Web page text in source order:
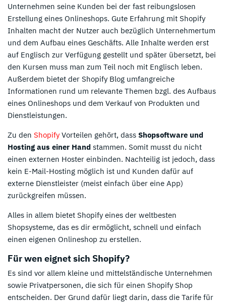
Unternehmen seine Kunden bei der fast reibungslosen
Erstellung eines Onlineshops. Gute Erfahrung mit Shopify
Inhalten macht der Nutzer auch bezüglich Unternehmertum
und dem Aufbau eines Geschäfts. Alle Inhalte werden erst
auf Englisch zur Verfügung gestellt und später übersetzt, bei
den Kursen muss man zum Teil noch mit Englisch leben.
Außerdem bietet der Shopify Blog umfangreiche
Informationen rund um relevante Themen bzgl. des Aufbaus
eines Onlineshops und dem Verkauf von Produkten und
Dienstleistungen.
Zu den Shopify Vorteilen gehört, dass Shopsoftware und
Hosting aus einer Hand stammen. Somit musst du nicht
einen externen Hoster einbinden. Nachteilig ist jedoch, dass
kein E-Mail-Hosting möglich ist und Kunden dafür auf
externe Dienstleister (meist einfach über eine App)
zurückgreifen müssen.
Alles in allem bietet Shopify eines der weltbesten
Shopsysteme, das es dir ermöglicht, schnell und einfach
einen eigenen Onlineshop zu erstellen.
Für wen eignet sich Shopify?
Es sind vor allem kleine und mittelständische Unternehmen
sowie Privatpersonen, die sich für einen Shopify Shop
entscheiden. Der Grund dafür liegt darin, dass die Tarife für